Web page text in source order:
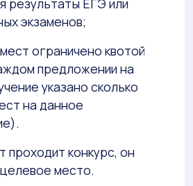
результаты ЕГЭ или
экзаменов;
ограничено квотой
предложении на
указано сколько
на данное
проходит конкурс, он
место.